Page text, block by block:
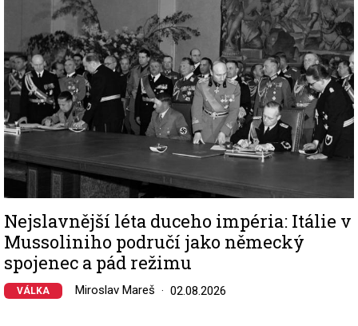
Nejslavnější léta duceho impéria: Itálie v
Mussoliniho područí jako německý
spojenec a pád režimu
VÁLKA Miroslav Mareš 02.08.2026